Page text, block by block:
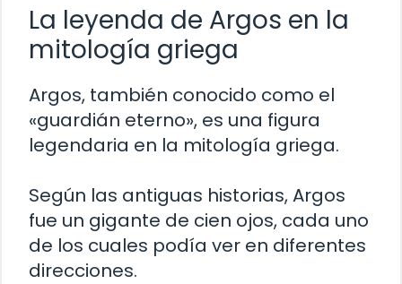
La leyenda de Argos en la
mitología griega
Argos, también conocido como el
«guardián eterno», es una figura
legendaria en la mitología griega.
Según las antiguas historias, Argos
fue un gigante de cien ojos, cada uno
de los cuales podía ver en diferentes
direcciones.